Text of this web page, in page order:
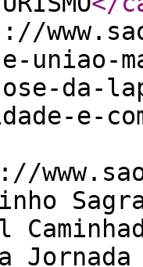
uniao-
da-
e-